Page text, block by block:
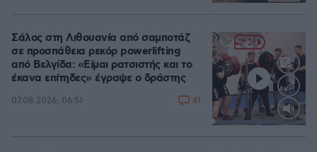
Loaded
Σάλος στη Λιθουανία από σαμποτάζ
σε προσπάθεια ρεκόρ powerlifting
από Βελγίδα: «Είμαι ρατσιστής και το
έκανα επίτηδες» έγραψε ο δράστης
07.08.2026, 06:51 41